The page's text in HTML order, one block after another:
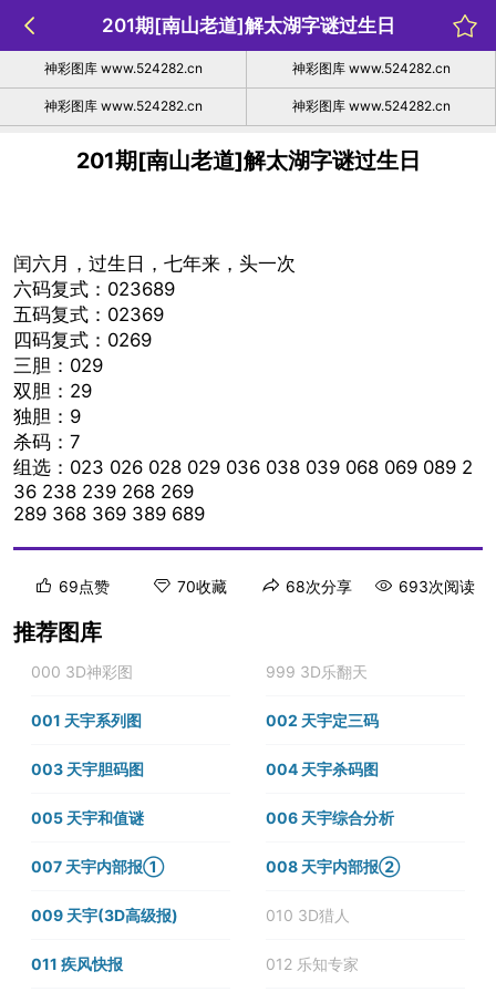
201期[南山老道]解太湖字谜过生日
神彩图库 www.524282.cn 神彩图库 www.524282.cn
神彩图库 www.524282.cn 神彩图库 www.524282.cn
201期[南山老道]解太湖字谜过生日
闰六月，过生日，七年来，头一次
六码复式：023689
五码复式：02369
四码复式：0269
三胆：029
双胆：29
独胆：9
杀码：7
组选：023 026 028 029 036 038 039 068 069 089 2
36 238 239 268 269
289 368 369 389 689
69点赞 70收藏 68次分享 693次阅读
推荐图库
000 3D神彩图 999 3D乐翻天
001 天宇系列图 002 天宇定三码
003 天宇胆码图 004 天宇杀码图
005 天宇和值谜 006 天宇综合分析
007 天宇内部报① 008 天宇内部报②
009 天宇(3D高级报) 010 3D猎人
011 疾风快报 012 乐知专家